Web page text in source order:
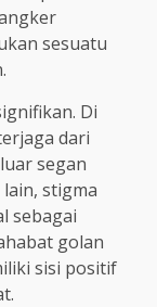
sesuatu
Di
dari
segan
stigma
sebagai
golan
sisi positif